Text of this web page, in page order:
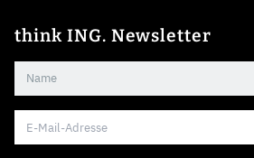
think ING. Newsletter